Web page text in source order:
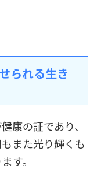
られる生き
康の証であり、
また光り輝くも
す。